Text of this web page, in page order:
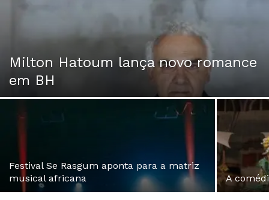
Milton Hatoum lança novo romance
em BH
Festival Se Rasgum aponta para a matriz
musical africana
A